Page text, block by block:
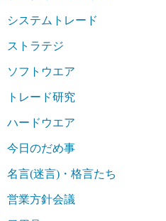
システムトレード
ストラテジ
ソフトウエア
トレード研究
ハードウエア
今日のだめ事
名言(迷言)・格言たち
営業方針会議